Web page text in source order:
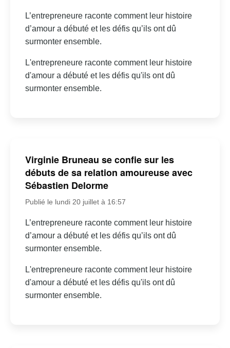
L’entrepreneure raconte comment leur histoire
d’amour a débuté et les défis qu’ils ont dû
surmonter ensemble.
L'entrepreneure raconte comment leur histoire
d'amour a débuté et les défis qu'ils ont dû
surmonter ensemble.
Virginie Bruneau se confie sur les
débuts de sa relation amoureuse avec
Sébastien Delorme
Publié le lundi 20 juillet à 16:57
L’entrepreneure raconte comment leur histoire
d’amour a débuté et les défis qu’ils ont dû
surmonter ensemble.
L'entrepreneure raconte comment leur histoire
d'amour a débuté et les défis qu'ils ont dû
surmonter ensemble.